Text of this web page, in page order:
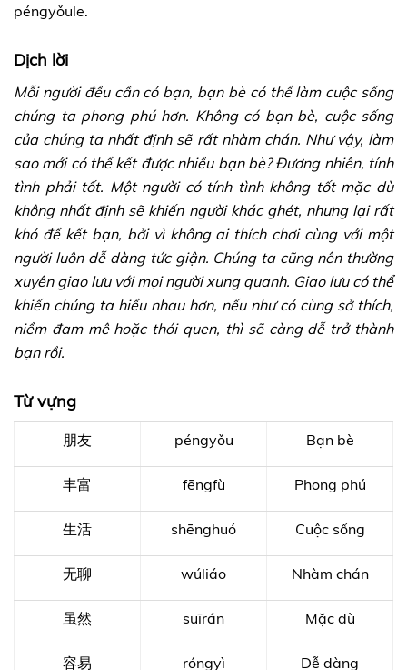
péngyǒule.
Dịch lời
Mỗi người đều cần có bạn, bạn bè có thể làm cuộc sống
chúng ta phong phú hơn. Không có bạn bè, cuộc sống
của chúng ta nhất định sẽ rất nhàm chán. Như vậy, làm
sao mới có thể kết được nhiều bạn bè? Đương nhiên, tính
tình phải tốt. Một người có tính tình không tốt mặc dù
không nhất định sẽ khiến người khác ghét, nhưng lại rất
khó để kết bạn, bởi vì không ai thích chơi cùng với một
người luôn dễ dàng tức giận. Chúng ta cũng nên thường
xuyên giao lưu với mọi người xung quanh. Giao lưu có thể
khiến chúng ta hiểu nhau hơn, nếu như có cùng sở thích,
niềm đam mê hoặc thói quen, thì sẽ càng dễ trở thành
bạn rồi.
Từ vựng
朋友 péngyǒu Bạn bè
丰富 fēngfù Phong phú
生活 shēnghuó Cuộc sống
无聊 wúliáo Nhàm chán
虽然 suīrán Mặc dù
容易 róngyì Dễ dàng